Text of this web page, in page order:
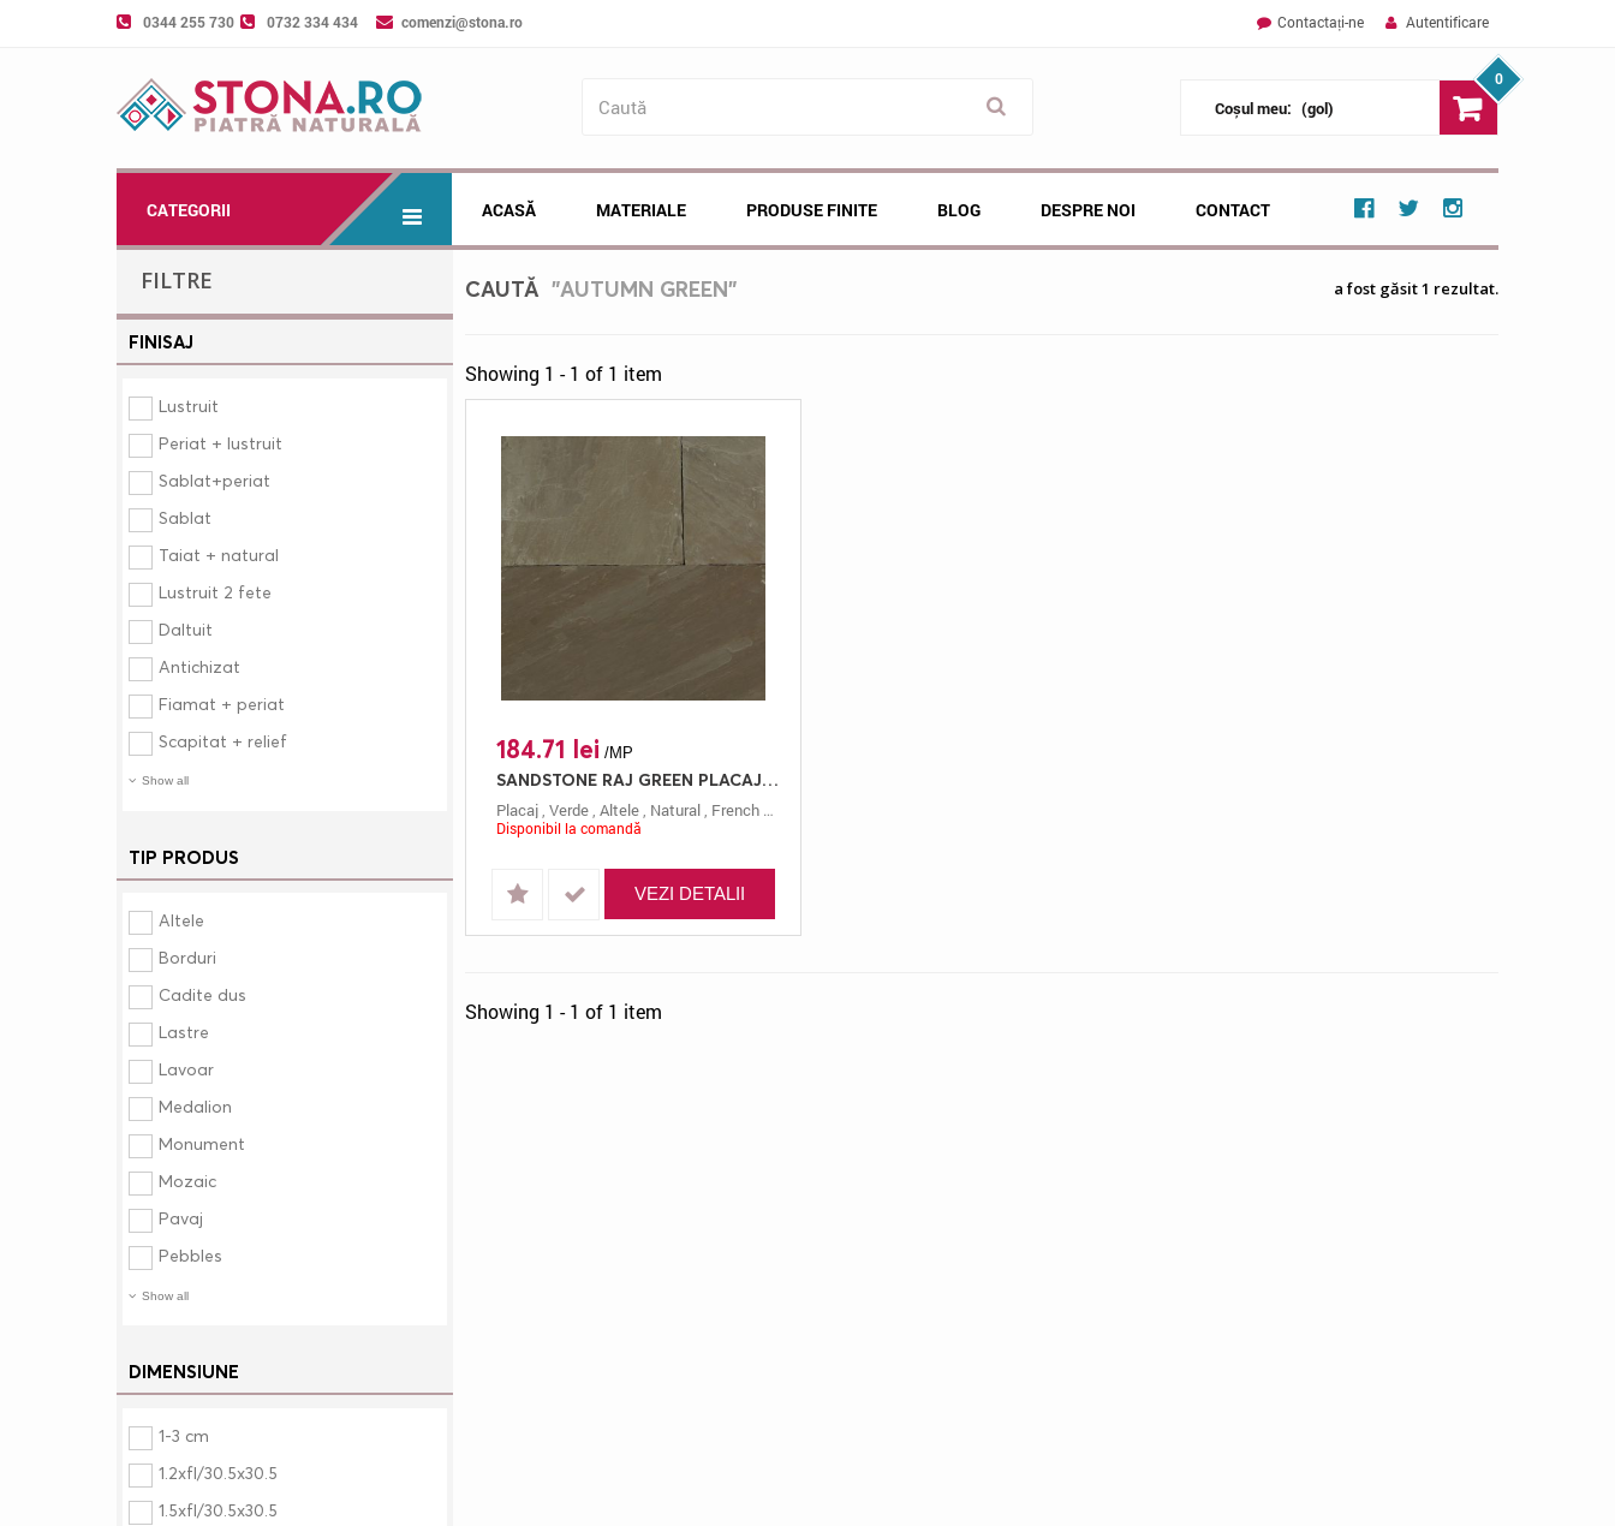
Autentificare
Contactați-ne
0344 255 730 0732 334 434 comenzi@stona.ro
Coșul meu:
0
(gol)
CATEGORII ACASĂ MATERIALE PRODUSE FINITE BLOG DESPRE NOI CONTACT
FILTRE
FINISAJ
Lustruit
Periat + lustruit
Sablat+periat
Sablat
Taiat + natural
Lustruit 2 fete
Daltuit
Antichizat
Fiamat + periat
Scapitat + relief
Show all
TIP PRODUS
Altele
Borduri
Cadite dus
Lastre
Lavoar
Medalion
Monument
Mozaic
Pavaj
Pebbles
Show all
DIMENSIUNE
1-3 cm
1.2xfl/30.5x30.5
1.5xfl/30.5x30.5
CAUTĂ "AUTUMN GREEN" a fost găsit 1 rezultat.
Showing 1 - 1 of 1 item
184.71 lei /MP
SANDSTONE RAJ GREEN PLACAJ FRENCH PATTERN 2.2 TAIAT + NATURAL
Placaj, Verde, Altele, Natural, French Pattern
Disponibil la comandă
VEZI DETALII
Showing 1 - 1 of 1 item